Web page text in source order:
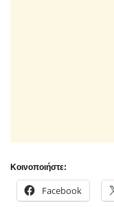
Κοινοποιήστε:
Facebook